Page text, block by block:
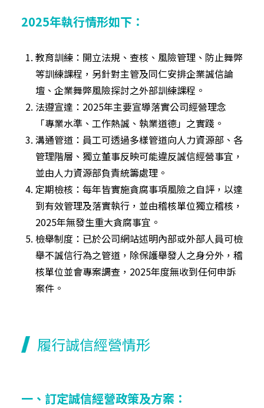
2025年執行情形如下：
教育訓練：開立法規、查核、風險管理、防止舞弊
等訓練課程，另針對主管及同仁安排企業誠信論
壇、企業舞弊風險探討之外部訓練課程。
法遵宣達：2025年主要宣導落實公司經營理念
「專業水準、工作熱誠、執業道德」之實踐。
溝通管道：員工可透過多樣管道向人力資源部、各
管理階層、獨立董事反映可能違反誠信經營事宜，
並由人力資源部負責統籌處理。
定期檢核：每年皆實施貪腐事項風險之自評，以達
到有效管理及落實執行，並由稽核單位獨立稽核，
2025年無發生重大貪腐事宜。
檢舉制度：已於公司網站述明內部或外部人員可檢
舉不誠信行為之管道，除保護舉發人之身分外，稽
核單位並會專案調查，2025年度無收到任何申訴
案件。
履行誠信經營情形
一、訂定誠信經營政策及方案：